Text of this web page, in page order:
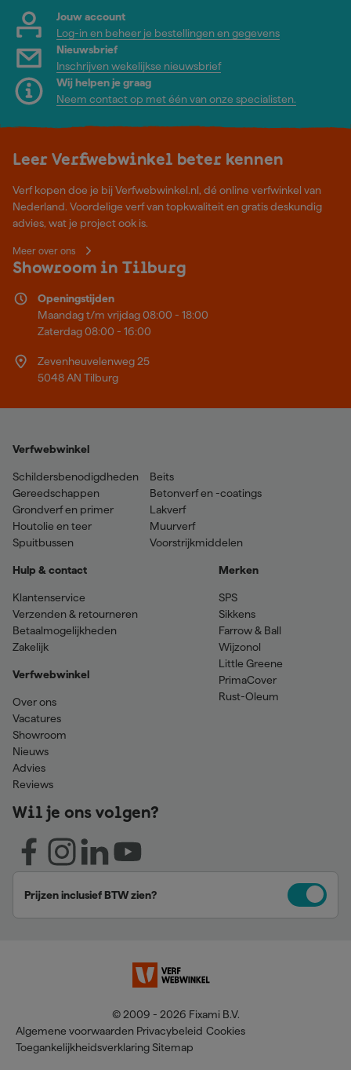
Jouw account
Log-in en beheer je bestellingen en gegevens
Nieuwsbrief
Inschrijven wekelijkse nieuwsbrief
Wij helpen je graag
Neem contact op met één van onze specialisten.
Leer Verfwebwinkel beter kennen
Verf kopen doe je bij Verfwebwinkel.nl, dé online verfwinkel van
Nederland. Voordelige verf van topkwaliteit en gratis deskundig
advies, wat je project ook is.
Meer over ons
Showroom in Tilburg
Openingstijden
Maandag t/m vrijdag 08:00 - 18:00
Zaterdag 08:00 - 16:00
Zevenheuvelenweg 25
5048 AN Tilburg
Verfwebwinkel
Schildersbenodigdheden
Gereedschappen
Grondverf en primer
Houtolie en teer
Spuitbussen
Beits
Betonverf en -coatings
Lakverf
Muurverf
Voorstrijkmiddelen
Hulp & contact
Klantenservice
Verzenden & retourneren
Betaalmogelijkheden
Zakelijk
Verfwebwinkel
Over ons
Vacatures
Showroom
Nieuws
Advies
Reviews
Merken
SPS
Sikkens
Farrow & Ball
Wijzonol
Little Greene
PrimaCover
Rust-Oleum
Wil je ons volgen?
Prijzen inclusief BTW zien?
© 2009 - 2026 Fixami B.V.
Algemene voorwaarden Privacybeleid Cookies
Toegankelijkheidsverklaring Sitemap